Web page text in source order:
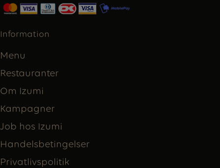
Information
Menu
Restauranter
Om Izumi
Kampagner
Job hos Izumi
Handelsbetingelser
Privatlivspolitik